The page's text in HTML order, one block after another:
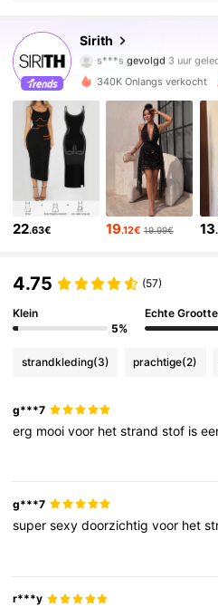
Siriths***s
M***mis aan het
4.79
69K Volgers
69K Volgers
4.79 69K Volgers
4.79
4.79 69K Volgers
4.79 69K Volgers
340K Onlangs verkocht
22.63€ 19.12€ 19.99€ 13
4.75 (57)
Klein
5%
Echte Grootte
strandkleding(3) prachtige(2)
g***7
erg mooivoor hetstrandstof is
g***7
supersexydoorzichtigvoor het
r***y